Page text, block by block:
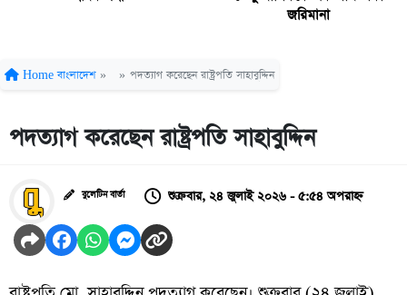
জরিমানা
Home বাংলাদেশ » » পদত্যাগ করেছেন রাষ্ট্রপতি সাহাবুদ্দিন
পদত্যাগ করেছেন রাষ্ট্রপতি সাহাবুদ্দিন
বুলেটিন বার্তা শুক্রবার, ২৪ জুলাই ২০২৬ - ৫:৫৪ অপরাহ্ন